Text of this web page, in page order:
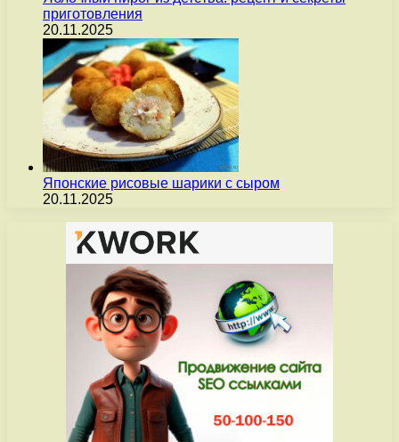
приготовления
20.11.2025
Японские рисовые шарики с сыром
20.11.2025